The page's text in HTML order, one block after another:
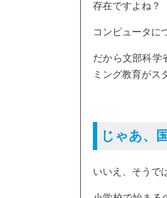
存在ですよね？
コンピュータに
だから文部科学
ミング教育がス
じゃあ、
いいえ、そうで